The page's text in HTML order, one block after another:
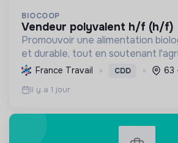
BIOCOOP
vendeur polyvalent h/f (h/f)
Promouvoir une alimentation
et durable, tout en soutenant
paysanne, en réduisant les
pour une société plus juste et
France Travail CDD 63
Il y a 1 jour